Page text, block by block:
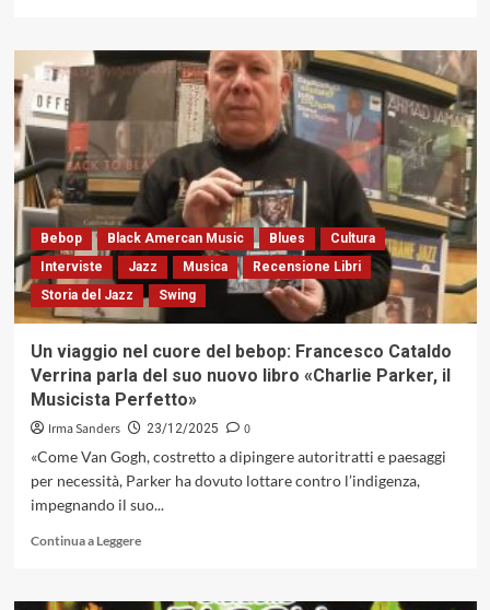
su
Libri
Natale:
jazz
al
rock
e
al
pop,
20
volumi
da
o
studiare
Bebop Black Amercan Music Blues
Cultura
Interviste
Jazz Musica
Recensione Libri
Storia del Jazz
Swing
Un viaggio nel cuore del bebop: Francesco Cataldo
Verrina parla del suo nuovo libro «Charlie Parker, il
Musicista Perfetto»
Irma Sanders 23/12/2025
0
«Come Van Gogh, costretto a dipingere autoritratti e paesaggi
per necessità, Parker ha dovuto lottare contro l’indigenza,
impegnando il suo...
Continua a LeggereLeggi
su